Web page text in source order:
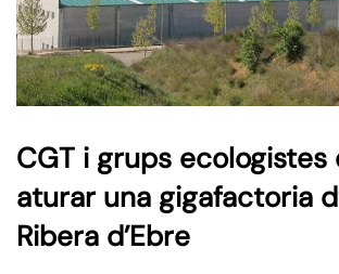
CGT i grups ecologistes
aturar una gigafactoria
Ribera d’Ebre